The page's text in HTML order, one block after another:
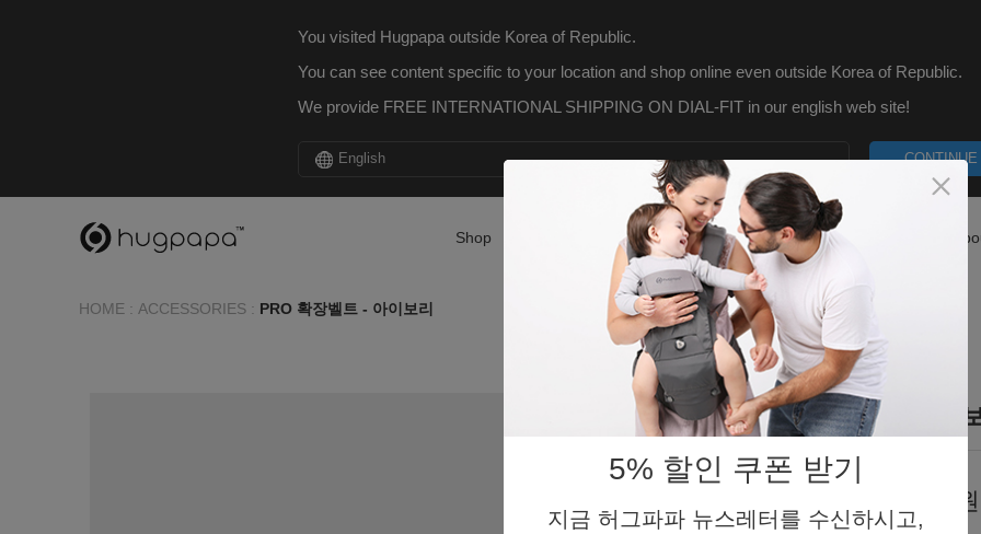
You visited Hugpapa outside Korea of Republic.
You can see content specific to your location and shop online even outside Korea of Republic.
We provide FREE INTERNATIONAL SHIPPING ON DIAL-FIT in our english web site!
English CONTINUE
Shop What is Dial-Fit Blog Customer Care
HOME : ACCESSORIES : PRO 확장벨트 - 아이보리
PRO 확장벨트 - 아이
25,000원
5% 할인 쿠폰 받기
지금 허그파파 뉴스레터를 수신하시고,